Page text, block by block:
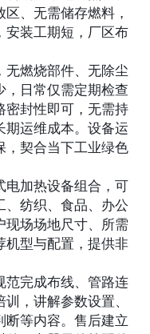
、无需储存燃料，
安装工期短，厂区布
无燃烧部件、无除尘
，日常仅需定期检查
密封性即可，无需持
期运维成本。设备运
，契合当下工业绿色
电加热设备组合，可
、纺织、食品、办公
现场场地尺寸、所需
机型与配置，提供非
范完成布线、管路连
，讲解参数设置、
断等内容。售后建立